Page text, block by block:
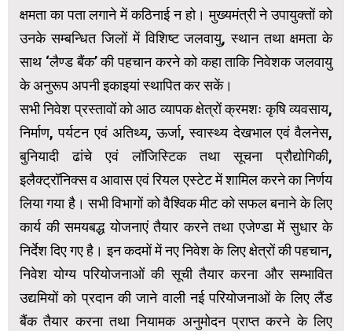
क्षमता का पता लगाने में कठिनाई न हो। मुख्यमंत्री ने उपायुक्तों को
उनके सम्बन्धित जिलों में विशिष्ट जलवायु, स्थान तथा क्षमता के
साथ ‘लैण्ड बैंक’ की पहचान करने को कहा ताकि निवेशक जलवायु
के अनुरूप अपनी इकाइयां स्थापित कर सकें।
सभी निवेश प्रस्तावों को आठ व्यापक क्षेत्रों क्रमशः कृषि व्यवसाय,
निर्माण, पर्यटन एवं अतिथ्य, ऊर्जा, स्वास्थ्य देखभाल एवं वैलनेस,
बुनियादी ढांचे एवं लॉजिस्टिक तथा सूचना प्रौद्योगिकी,
इलैक्ट्रॉनिक्स व आवास एवं रियल एस्टेट में शामिल करने का निर्णय
लिया गया है। सभी विभागों को वैश्विक मीट को सफल बनाने के लिए
कार्य की समयबद्ध योजनाएं तैयार करने तथा एजेण्डा में सुधार के
निर्देश दिए गए है। इन कदमों में नए निवेश के लिए क्षेत्रों की पहचान,
निवेश योग्य परियोजनाओं की सूची तैयार करना और सम्भावित
उद्यमियों को प्रदान की जाने वाली नई परियोजनाओं के लिए लैंड
बैंक तैयार करना तथा नियामक अनुमोदन प्राप्त करने के लिए